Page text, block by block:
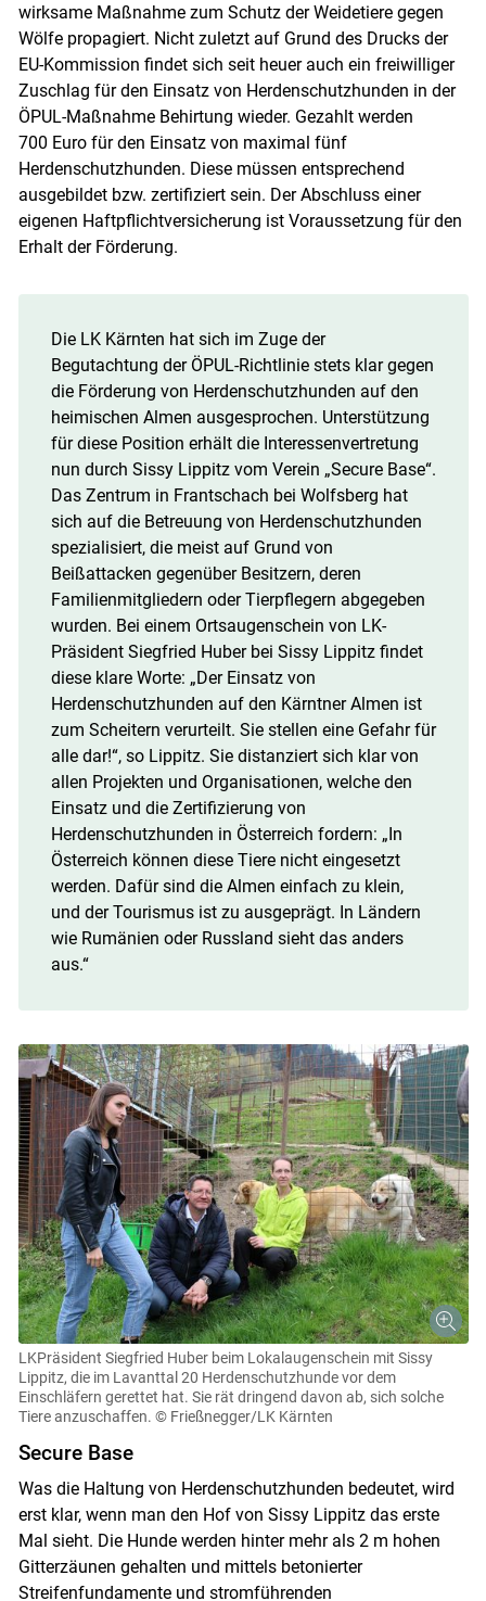
Skip to main content
wirksame Maßnahme zum Schutz der Weidetiere gegen
Wölfe propagiert. Nicht zuletzt auf Grund des Drucks der
EU-Kommission findet sich seit heuer auch ein freiwilliger
Zuschlag für den Einsatz von Herdenschutzhunden in der
ÖPUL-Maßnahme Behirtung wieder. Gezahlt werden
700 Euro für den Einsatz von maximal fünf
Herdenschutzhunden. Diese müssen entsprechend
ausgebildet bzw. zertifiziert sein. Der Abschluss einer
eigenen Haftpflichtversicherung ist Voraussetzung für den
Erhalt der Förderung.
Die LK Kärnten hat sich im Zuge der
Begutachtung der ÖPUL-Richtlinie stets klar gegen
die Förderung von Herdenschutzhunden auf den
heimischen Almen ausgesprochen. Unterstützung
für diese Position erhält die Interessenvertretung
nun durch Sissy Lippitz vom Verein „Secure Base“.
Das Zentrum in Frantschach bei Wolfsberg hat
sich auf die Betreuung von Herdenschutzhunden
spezialisiert, die meist auf Grund von
Beißattacken gegenüber Besitzern, deren
Familienmitgliedern oder Tierpflegern abgegeben
wurden. Bei einem Ortsaugenschein von LK-
Präsident Siegfried Huber bei Sissy Lippitz findet
diese klare Worte: „Der Einsatz von
Herdenschutzhunden auf den Kärntner Almen ist
zum Scheitern verurteilt. Sie stellen eine Gefahr für
alle dar!“, so Lippitz. Sie distanziert sich klar von
allen Projekten und Organisationen, welche den
Einsatz und die Zertifizierung von
Herdenschutzhunden in Österreich fordern: „In
Österreich können diese Tiere nicht eingesetzt
werden. Dafür sind die Almen einfach zu klein,
und der Tourismus ist zu ausgeprägt. In Ländern
wie Rumänien oder Russland sieht das anders
aus.“
LK­Präsident Siegfried Huber beim Lokalaugenschein mit Sissy
Lippitz, die im Lavanttal 20 Herdenschutzhunde vor dem
Einschläfern gerettet hat. Sie rät dringend davon ab, sich solche
Tiere anzuschaffen. © Frießnegger/LK Kärnten
Secure Base
Was die Haltung von Herdenschutzhunden bedeutet, wird
erst klar, wenn man den Hof von Sissy Lippitz das erste
Mal sieht. Die Hunde werden hinter mehr als 2 m hohen
Gitterzäunen gehalten und mittels betonierter
Streifenfundamente und stromführenden